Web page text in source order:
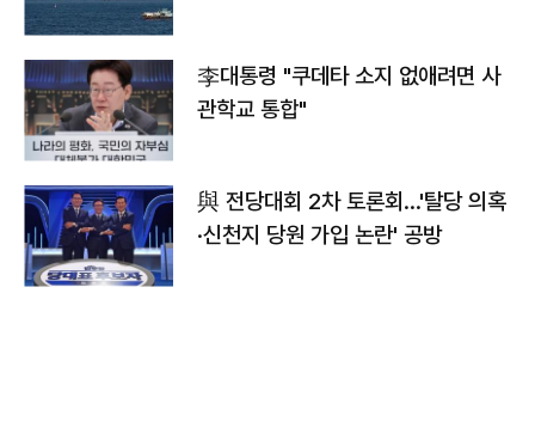
李대통령 "쿠데타 소지 없애려면 사
관학교 통합"
與 전당대회 2차 토론회…'탈당 의혹
·신천지 당원 가입 논란' 공방